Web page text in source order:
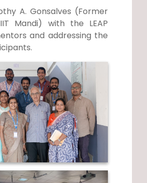
A. Gonsalves (Former
Mandi) with the LEAP
and addressing the